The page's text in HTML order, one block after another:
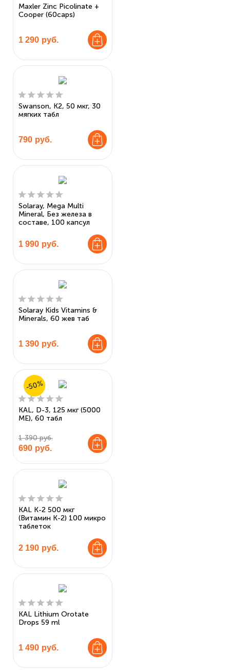
Maxler Zinc Picolinate +
Cooper (60caps)
1 290 руб.
Swanson, K2, 50 мкг, 30
мягких табл
790 руб.
Solaray, Mega Multi
Mineral, Без железа в
составе, 100 капсул
1 990 руб.
Solaray Kids Vitamins &
Minerals, 60 жев таб
1 390 руб.
KAL, D-3, 125 мкг (5000
МЕ), 60 табл
1 390 руб.
690 руб.
-50%
KAL K-2 500 мкг
(Витамин К-2) 100 микро
таблеток
2 190 руб.
KAL Lithium Orotate
Drops 59 ml
1 490 руб.